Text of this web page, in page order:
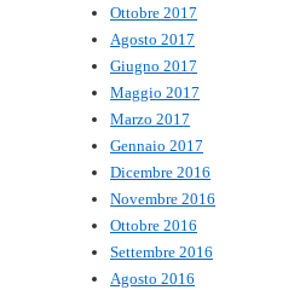
Ottobre 2017
Agosto 2017
Giugno 2017
Maggio 2017
Marzo 2017
Gennaio 2017
Dicembre 2016
Novembre 2016
Ottobre 2016
Settembre 2016
Agosto 2016